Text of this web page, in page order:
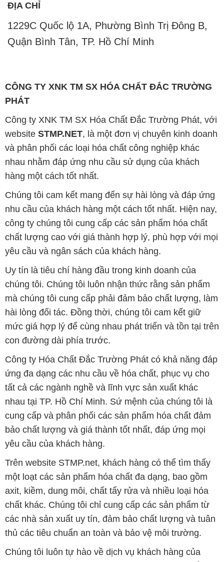
ĐỊA CHỈ
1229C Quốc lộ 1A, Phường Bình Trị Đông B,
Quận Bình Tân, TP. Hồ Chí Minh
CÔNG TY XNK TM SX HÓA CHẤT ĐẮC TRƯỜNG
PHÁT
Công ty XNK TM SX Hóa Chất Đắc Trường Phát, với
website STMP.NET, là một đơn vị chuyên kinh doanh
và phân phối các loại hóa chất công nghiệp khác
nhau nhằm đáp ứng nhu cầu sử dụng của khách
hàng một cách tốt nhất.
Chúng tôi cam kết mang đến sự hài lòng và đáp ứng
nhu cầu của khách hàng một cách tốt nhất. Hiện nay,
công ty chúng tôi cung cấp các sản phẩm hóa chất
chất lượng cao với giá thành hợp lý, phù hợp với mọi
yêu cầu và ngân sách của khách hàng.
Uy tín là tiêu chí hàng đầu trong kinh doanh của
chúng tôi. Chúng tôi luôn nhận thức rằng sản phẩm
mà chúng tôi cung cấp phải đảm bảo chất lượng, làm
hài lòng đối tác. Đồng thời, chúng tôi cam kết giữ
mức giá hợp lý để cùng nhau phát triển và tồn tại trên
con đường dài phía trước.
Công ty Hóa Chất Đắc Trường Phát có khả năng đáp
ứng đa dạng các nhu cầu về hóa chất, phục vụ cho
tất cả các ngành nghề và lĩnh vực sản xuất khác
nhau tại TP. Hồ Chí Minh. Sứ mệnh của chúng tôi là
cung cấp và phân phối các sản phẩm hóa chất đảm
bảo chất lượng và giá thành tốt nhất, đáp ứng mọi
yêu cầu của khách hàng.
Trên website STMP.net, khách hàng có thể tìm thấy
một loạt các sản phẩm hóa chất đa dạng, bao gồm
axit, kiềm, dung môi, chất tẩy rửa và nhiều loại hóa
chất khác. Chúng tôi chỉ cung cấp các sản phẩm từ
các nhà sản xuất uy tín, đảm bảo chất lượng và tuân
thủ các tiêu chuẩn an toàn và bảo vệ môi trường.
Chúng tôi luôn tự hào về dịch vụ khách hàng của